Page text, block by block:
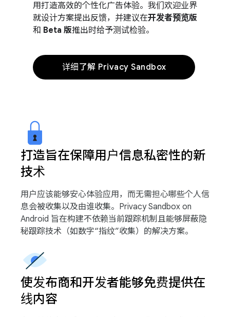
用打造高效的个性化广告体验。我们欢迎业界
就设计方案提出反馈，并建议在开发者预览版
和 Beta 版推出时给予测试检验。
详细了解 Privacy Sandbox
打造旨在保障用户信息私密性的新
技术
用户应该能够安心体验应用，而无需担心哪些个人信
息会被收集以及由谁收集。Privacy Sandbox on
Android 旨在构建不依赖当前跟踪机制且能够屏蔽隐
秘跟踪技术（如数字“指纹”收集）的解决方案。
使发布商和开发者能够免费提供在
线内容